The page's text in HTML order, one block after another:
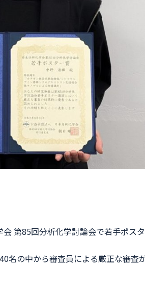
第85回分析化学討論会で若手ポスタ
名の中から審査員による厳正な審査